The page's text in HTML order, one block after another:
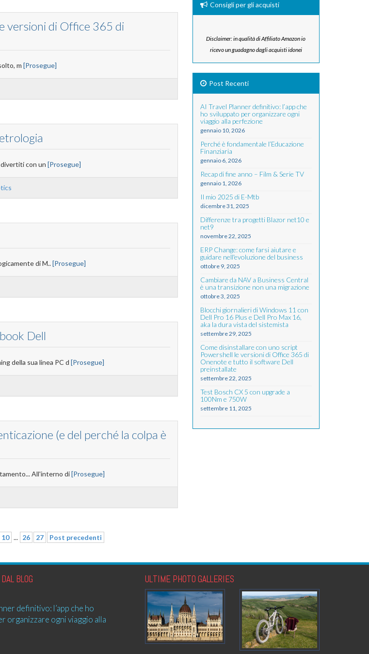
versioni di Office 365 di
m [Prosegue]
divertiti con un [Prosegue]
di M..[Prosegue]
Dell
della sua linea PC d [Prosegue]
(e del perché la colpa è
All'interno di[Prosegue]
10 ... 26 27 Post precedenti
Consigli per gli acquisti
Disclaimer: in qualità di Affiliato Amazon io
ricevo un guadagno dagli acquisti idonei
Post Recenti
AI Travel Planner definitivo: l’app che
ho sviluppato per organizzare ogni
viaggio alla perfezione
gennaio 10, 2026
Perché è fondamentale l’Educazione
Finanziaria
gennaio 6, 2026
Recap di fine anno – Film & Serie TV
gennaio 1, 2026
Il mio 2025 di E-Mtb
dicembre 31, 2025
Differenze tra progetti Blazor net10 e
net9
novembre 22, 2025
ERP Change: come farsi aiutare e
guidare nell'evoluzione del business
ottobre 9, 2025
Cambiare da NAV a Business Central
è una transizione non una migrazione
ottobre 3, 2025
Blocchi giornalieri di Windows 11 con
Dell Pro 16 Plus e Dell Pro Max 16,
aka la dura vista del sistemista
settembre 29, 2025
Come disinstallare con uno script
Powershell le versioni di Office 365 di
Onenote e tutto il software Dell
preinstallate
settembre 22, 2025
Test Bosch CX 5 con upgrade a
100Nm e 750W
settembre 11, 2025
BLOG
definitivo: l’app che ho
organizzare ogni viaggio alla
ULTIME PHOTO GALLERIES